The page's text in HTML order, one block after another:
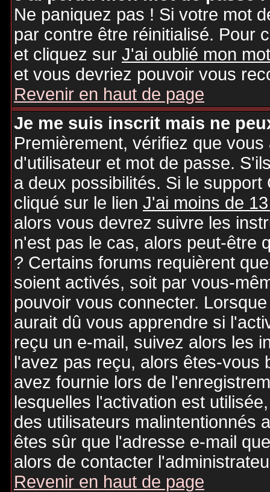
Ne paniquez pas ! Si votre mot
par contre être réinitialisé. Pour
et cliquez surJ'ai oublié mon
et vous devriez pouvoir vous
Revenir en haut de page
Je me suis inscrit mais ne
Premièrement, vérifiez que
d'utilisateur et mot de passe.
a deux possibilités. Si le
cliqué sur le lienJ'ai moins de
alors vous devrez suivre les
n'est pas le cas, alors peut-être
? Certains forums requièrent
soient activés, soit par vous-
pouvoir vous connecter.
aurait dû vous apprendre si
reçu un e-mail, suivez alors les
l'avez pas reçu, alors êtes-vous
avez fournie lors de
lesquelles l'activation est
des utilisateurs malintentionnés
êtes sûr que l'adresse e-mail
alors de contacter
Revenir en haut de page